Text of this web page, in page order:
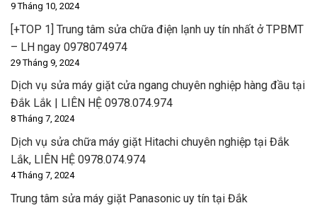
9 Tháng 10, 2024
[+TOP 1] Trung tâm sửa chữa điện lạnh uy tín nhất ở TPBMT
– LH ngay 0978074974
29 Tháng 9, 2024
Dịch vụ sửa máy giặt cửa ngang chuyên nghiệp hàng đầu tại
Đắk Lắk | LIÊN HỆ 0978.074.974
8 Tháng 7, 2024
Dịch vụ sửa chữa máy giặt Hitachi chuyên nghiệp tại Đắk
Lắk, LIÊN HỆ 0978.074.974
4 Tháng 7, 2024
Trung tâm sửa máy giặt Panasonic uy tín tại Đắk